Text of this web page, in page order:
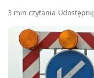
3 min czytania Udostępnij